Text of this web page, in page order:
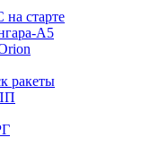
старте
А5
ракеты